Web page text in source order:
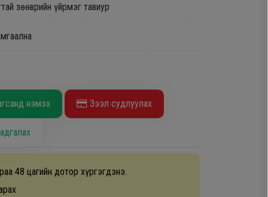
зөөврийн үйрмэг тавиур
нэмэх Зээл судлуулах
48 цагийн дотор хүргэгдэнэ.